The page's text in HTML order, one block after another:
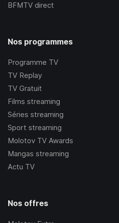
BFMTV direct
Nos programmes
Programme TV
TV Replay
TV Gratuit
Films streaming
Séries streaming
Sport streaming
Molotov TV Awards
Mangas streaming
Actu TV
Nos offres